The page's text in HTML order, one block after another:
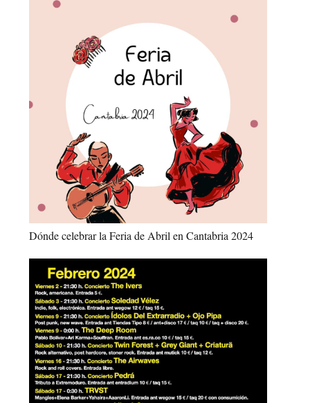
Dónde celebrar la Feria de Abril en Cantabria 2024